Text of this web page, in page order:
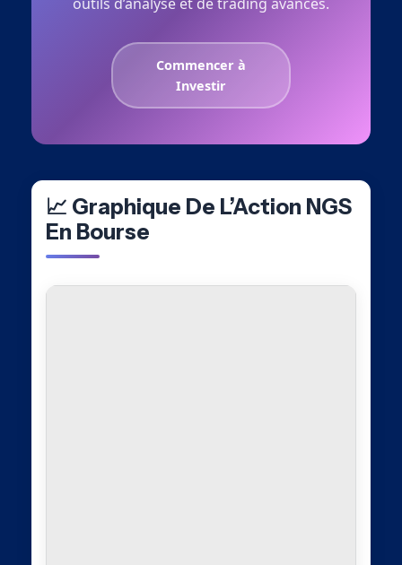
Commencer à
Investir
📈 Graphique De L’Action NGS
En Bourse